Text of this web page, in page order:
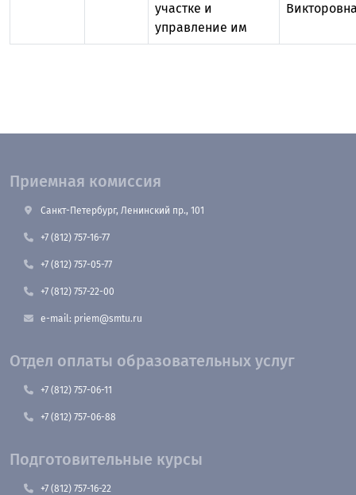
участке и
управление им
Приемная комиссия
Санкт-Петербург, Ленинский пр., 101
+7 (812) 757-16-77
+7 (812) 757-05-77
+7 (812) 757-22-00
e-mail: priem@smtu.ru
Отдел оплаты образовательных услуг
+7 (812) 757-06-11
+7 (812) 757-06-88
Подготовительные курсы
+7 (812) 757-16-22